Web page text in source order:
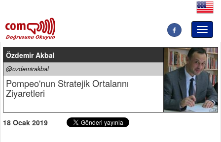
Özdemir Akbal
@ozdemirakbal
Pompeo'nun Stratejik Ortalarını
Ziyaretleri
18 Ocak 2019